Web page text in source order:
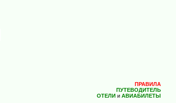
ПРАВИЛА
ПУТЕВОДИТЕЛЬ
ОТЕЛИ и АВИАБИЛЕТЫ